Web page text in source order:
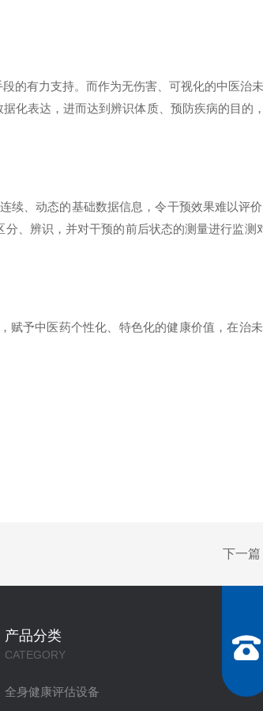
的有力支持。而作为无伤害、可视化的中医治
化表达，进而达到辨识体质、预防疾病的目的
、动态的基础数据信息，令干预效果难以评
、辨识，并对干预的前后状态的测量进行监测
予中医药个性化、特色化的健康价值，在治
下一篇
产品分类
CATEGORY
全身健康评估设备